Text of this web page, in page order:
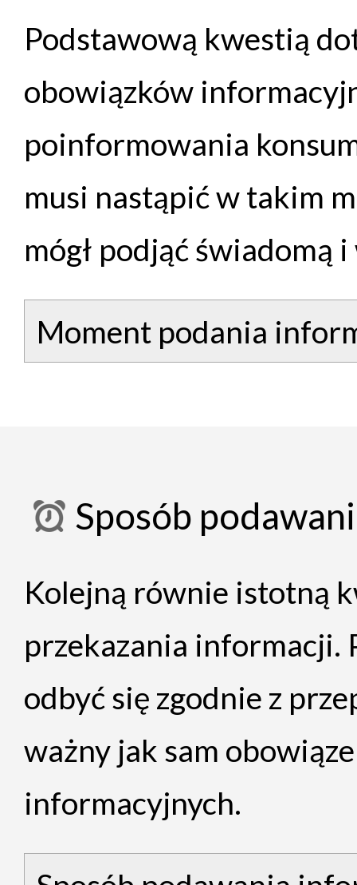
Podstawową kwestią
obowiązków
poinformowania
musi nastąpić w takim
mógł podjąć świadomą
Moment podania
Sposób
Kolejną równie istotną
przekazania informacji.
odbyć się zgodnie z
ważny jak sam
informacyjnych.